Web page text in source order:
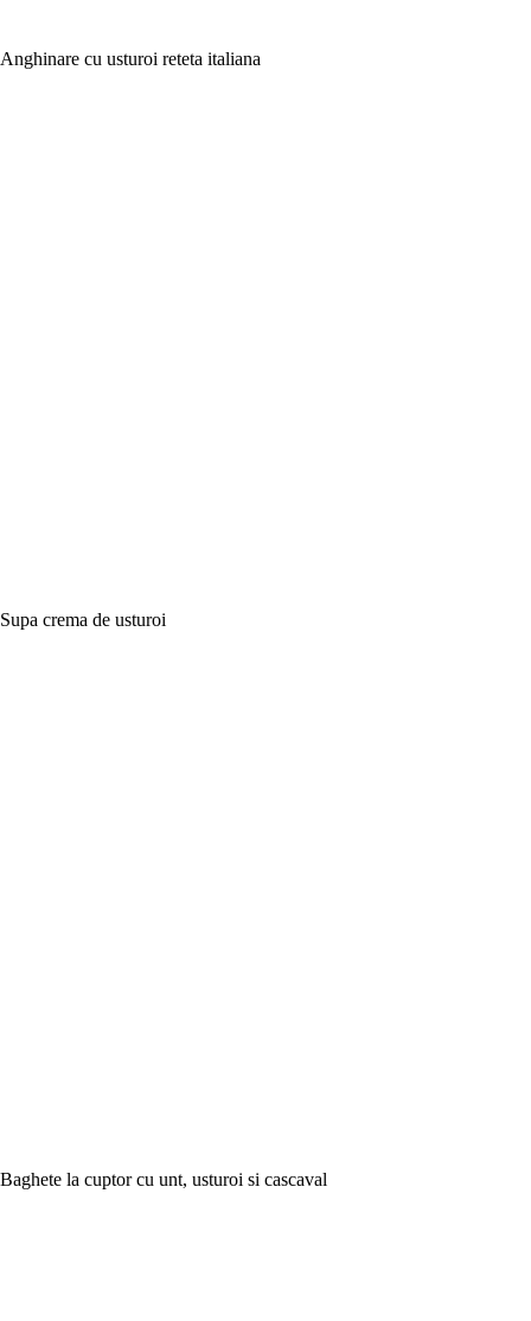
Anghinare cu usturoi reteta italiana
Supa crema de usturoi
Baghete la cuptor cu unt, usturoi si cascaval